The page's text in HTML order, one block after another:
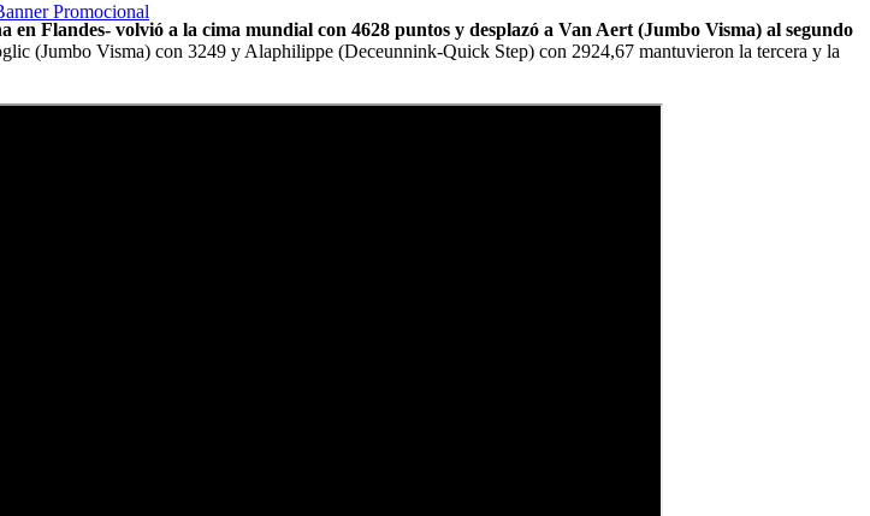
Flandes- volvió a la cima mundial con 4628 puntos y desplazó a Van Aert (Jumbo Visma) al segundo
(Jumbo Visma) con 3249 y Alaphilippe (Deceunnink-Quick Step) con 2924,67 mantuvieron la tercera y la